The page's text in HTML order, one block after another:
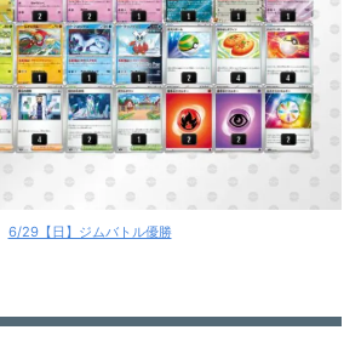
6/29【日】ジムバトル優勝